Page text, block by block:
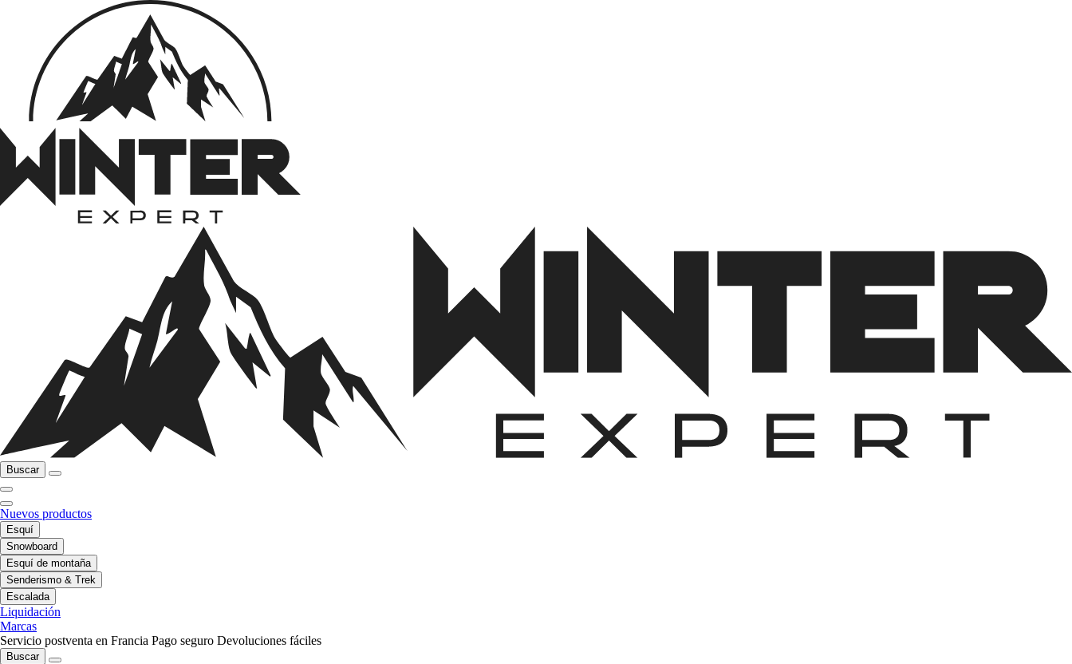
Buscar
Nuevos productos
Esquí
Snowboard
Esquí de montaña
Senderismo & Trek
Escalada
Liquidación
Marcas
Servicio postventa en Francia Pago seguro Devoluciones fáciles
Buscar